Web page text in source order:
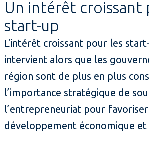
Un intérêt croissant
start-up
L'intérêt croissant pour les
intervient alors que les
région sont de plus en plus
l’importance stratégique de
l’entrepreneuriat pour
développement économique et